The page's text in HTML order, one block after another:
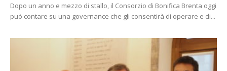
Dopo un anno e mezzo di stallo, il Consorzio di Bonifica Brenta oggi
può contare su una governance che gli consentirà di operare e di...